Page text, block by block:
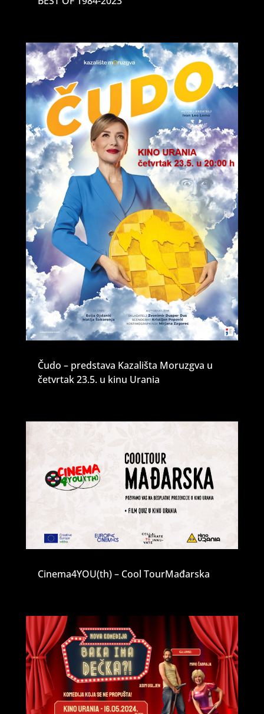
Čudo – predstava Kazališta Moruzgva u
četvrtak 23.5. u kinu Urania
Cinema4YOU(th) – Cool TourMađarska